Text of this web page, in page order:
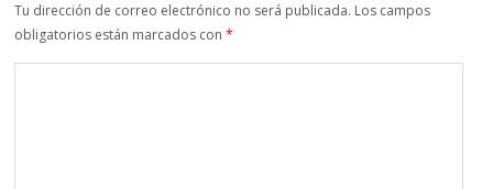
Tu dirección de correo electrónico no será publicada. Los campos
obligatorios están marcados con*